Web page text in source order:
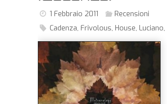
1 Febbraio 2011
Recensioni
Cadenza,Frivolous,House,Luciano,